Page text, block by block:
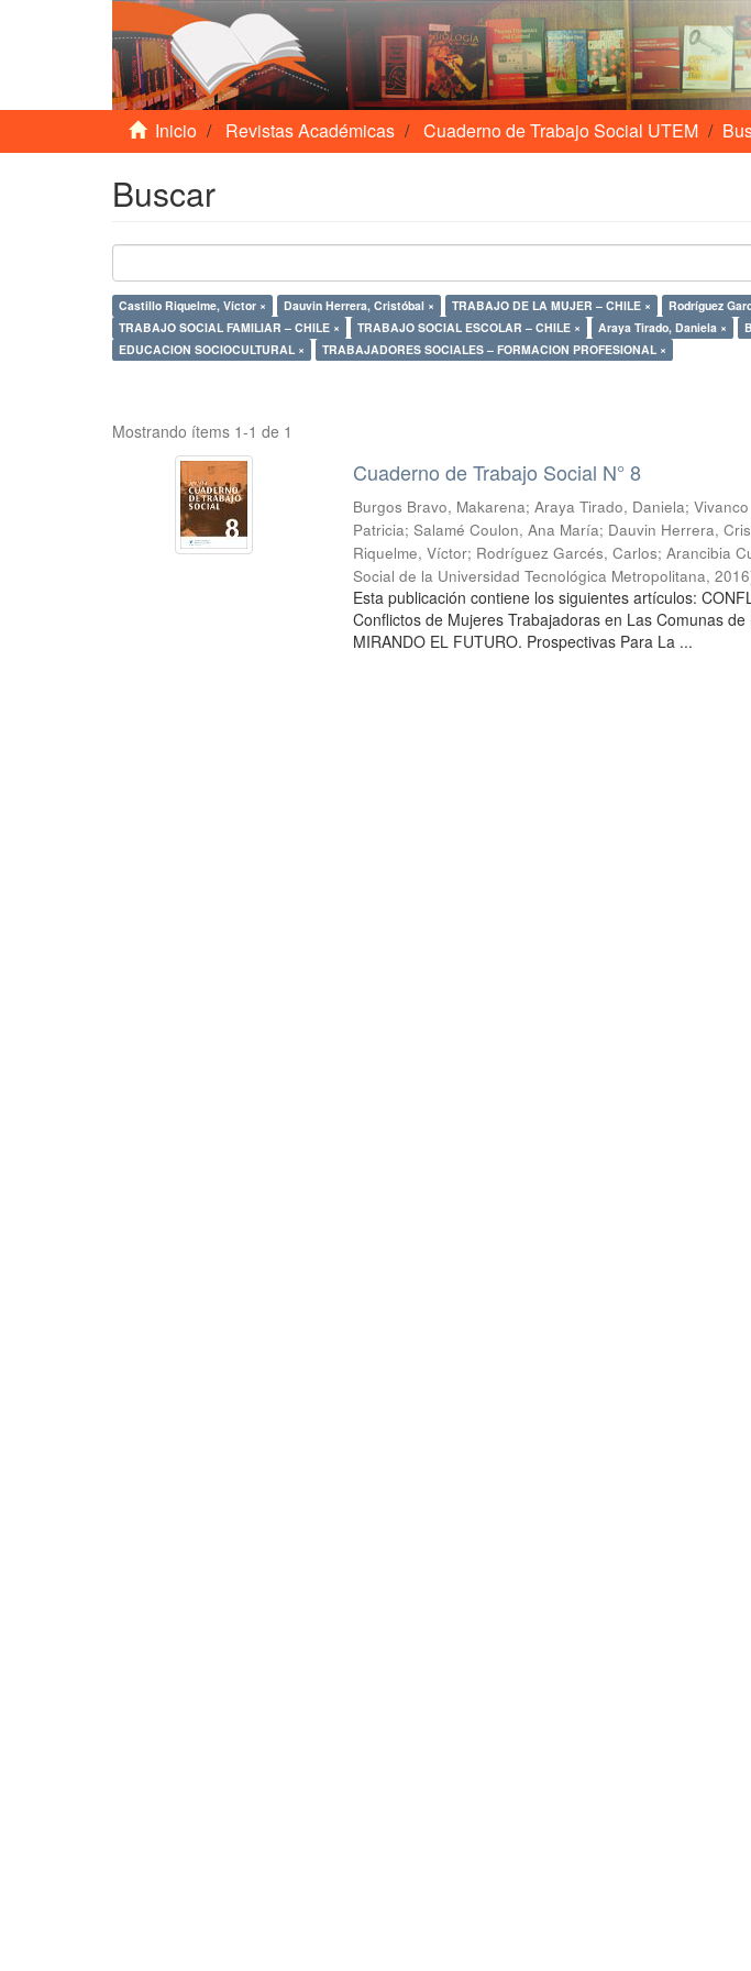
Inicio Revistas Académicas Cuaderno de Trabajo Social UTEM
Buscar
Castillo Riquelme, Víctor × Dauvin Herrera, Cristóbal × TRABAJO DE LA MUJER – CHILE × Rodríguez
TRABAJO SOCIAL FAMILIAR – CHILE ×
TRABAJO SOCIAL ESCOLAR – CHILE × Araya Tirado, Daniela ×
EDUCACION SOCIOCULTURAL ×
TRABAJADORES SOCIALES – FORMACION PROFESIONAL ×
Mostrando ítems 1-1 de 1
Cuaderno de Trabajo Social N° 8
Burgos Bravo, Makarena;Araya Tirado, Daniela;
Patricia;Salamé Coulon, Ana María; Dauvin Herrera,
Riquelme, Víctor; Rodríguez Garcés, Carlos;Arancibia
Social de la Universidad Tecnológica Metropolitana,2016
Esta publicación contiene los siguientes artículos:
Conflictos de Mujeres Trabajadoras en Las Comunas
MIRANDO EL FUTURO. Prospectivas Para La ...